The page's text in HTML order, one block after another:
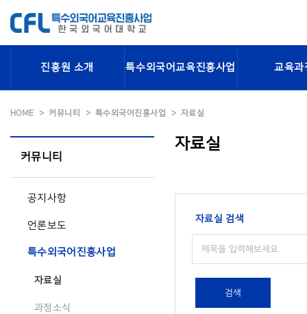
진흥원 소개 특수외국어교육진흥사업 교육과
HOME 커뮤니티 특수외국어진흥사업 자료실
커뮤니티
공지사항
언론보도
특수외국어진흥사업
자료실
과정소식
자료실
자료실 검색
검색